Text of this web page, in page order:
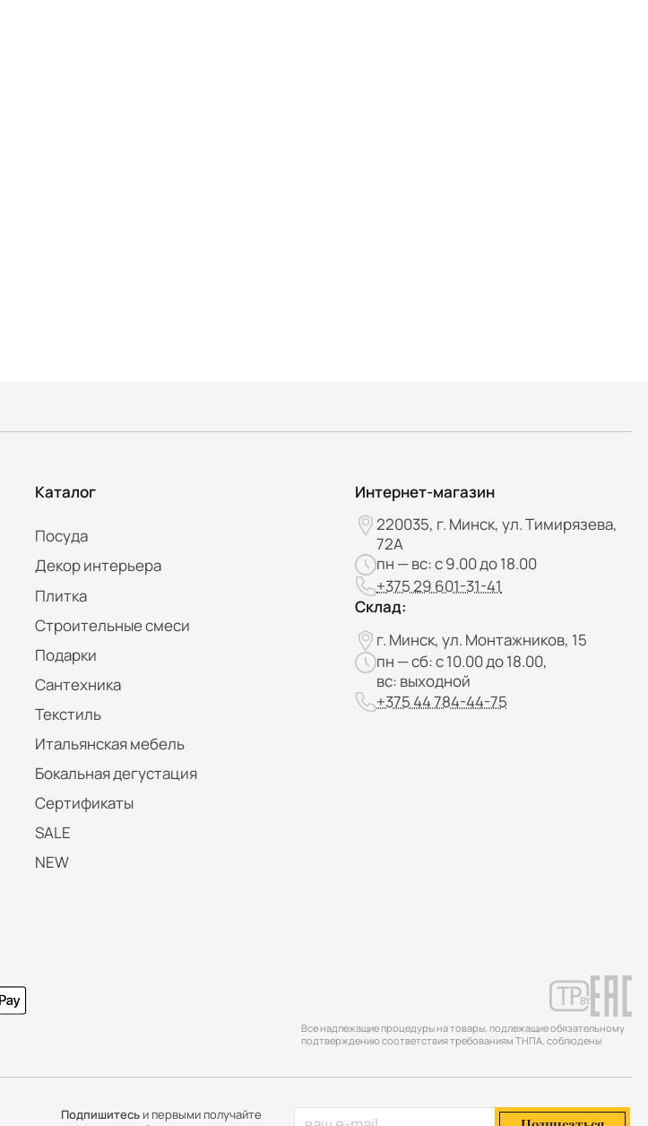
Каталог
Посуда
Декор интерьера
Плитка
Строительные смеси
Подарки
Сантехника
Текстиль
Итальянская мебель
Бокальная дегустация
Сертификаты
SALE
NEW
Интернет-магазин
220035, г. Минск, ул. Тимирязева,
72А
пн — вс: с 9.00 до 18.00
+375 29 601-31-41
Склад:
г. Минск, ул. Монтажников, 15
пн — сб: с 10.00 до 18.00,
вс: выходной
+375 44 784-44-75
Все надлежащие процедуры на товары, подлежащие обязательному
подтверждению соответствия требованиям ТНПА, соблюдены
Подпишитесьи первыми получайте